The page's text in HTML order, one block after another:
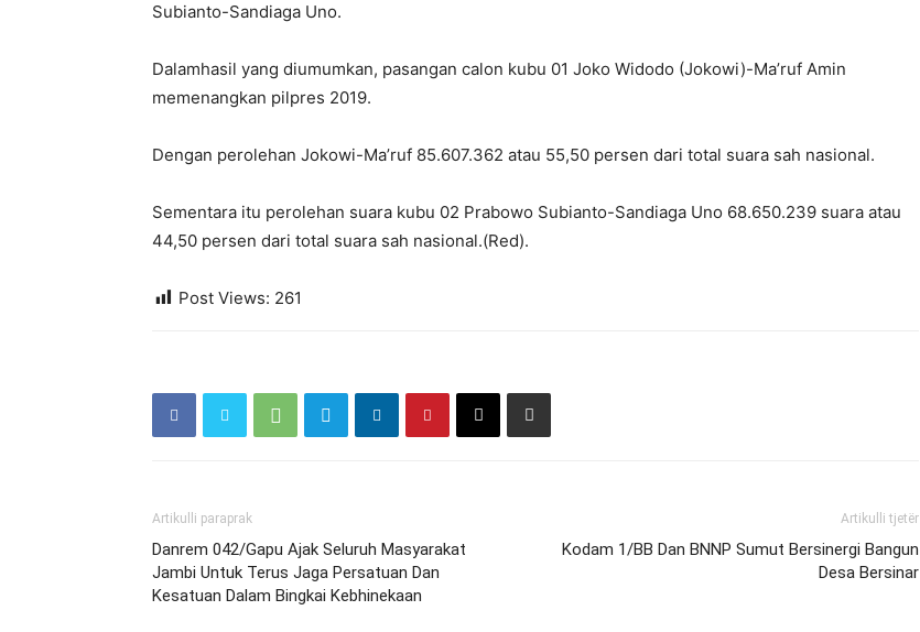
Subianto-Sandiaga Uno.
Dalamhasil yang diumumkan, pasangan calon kubu 01 Joko Widodo (Jokowi)-Ma’ruf Amin
memenangkan pilpres 2019.
Dengan perolehan Jokowi-Ma’ruf 85.607.362 atau 55,50 persen dari total suara sah nasional.
Sementara itu perolehan suara kubu 02 Prabowo Subianto-Sandiaga Uno 68.650.239 suara atau
44,50 persen dari total suara sah nasional.(Red).
Post Views: 261
Artikulli paraprak
Danrem 042/Gapu Ajak Seluruh Masyarakat
Jambi Untuk Terus Jaga Persatuan Dan
Kesatuan Dalam Bingkai Kebhinekaan
Artikulli tjetër
Kodam 1/BB Dan BNNP Sumut Bersinergi Bangun
Desa Bersinar